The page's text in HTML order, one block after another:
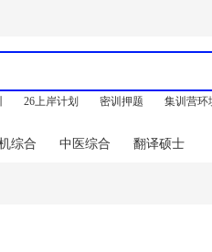
26上岸计划 密训押题 集训营环
综合 中医综合 翻译硕士